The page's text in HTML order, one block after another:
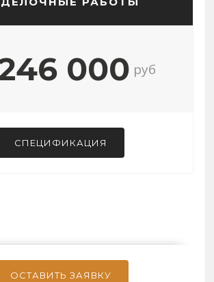
000 руб
СПЕЦИФИКАЦИЯ
ОСТАВИТЬ ЗАЯВКУ